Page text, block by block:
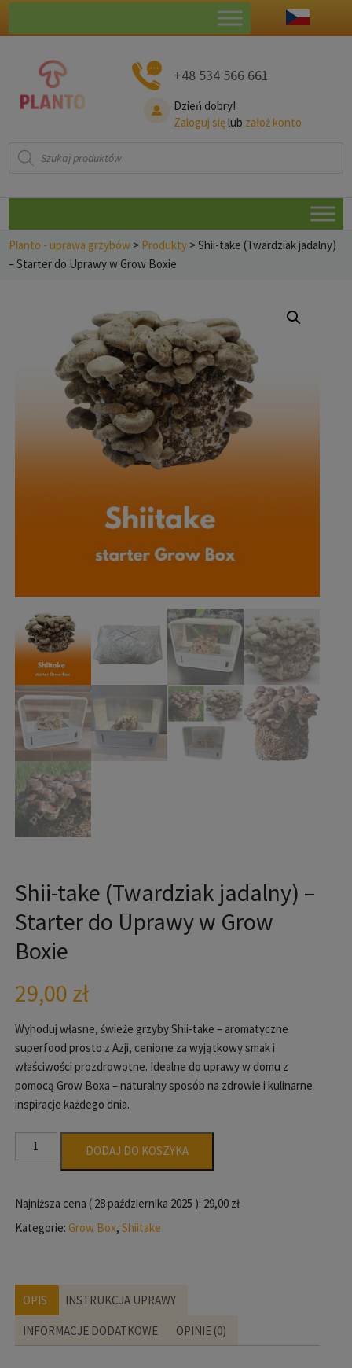
+48 534 566 661
Dzień dobry!
Zaloguj sięlub założ konto
Wyszukiwarka
produktów
Planto - uprawa grzybów > Produkty >Shii-take (Twardziak jadalny)
– Starter do Uprawy w Grow Boxie
Shii-take (Twardziak jadalny) –
Starter do Uprawy w Grow
Boxie
29,00 zł
Wyhoduj własne, świeże grzyby Shii-take – aromatyczne
superfood prosto z Azji, cenione za wyjątkowy smak i
właściwości prozdrowotne. Idealne do uprawy w domu z
pomocą Grow Boxa – naturalny sposób na zdrowie i kulinarne
inspiracje każdego dnia.
ilość
Shii-
(Twardziak
–
Grow
Boxie
DODAJ DO KOSZYKA
Najniższa cena (28 października 2025 ): 29,00 zł
Kategorie: Grow Box, Shiitake
OPIS INSTRUKCJA UPRAWY
INFORMACJE DODATKOWE OPINIE (0)